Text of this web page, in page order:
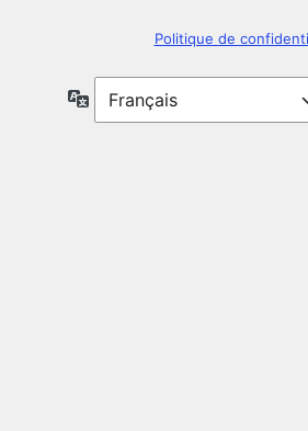
Politique de
Langue